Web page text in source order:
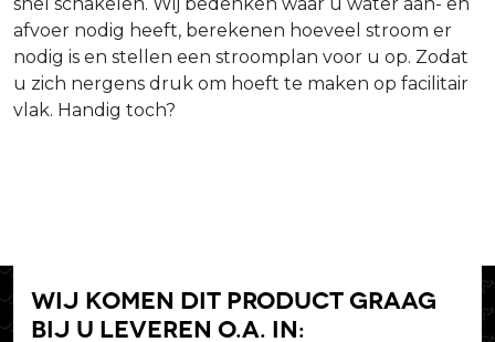
afvoer nodig heeft, berekenen hoeveel stroom er
nodig is en stellen een stroomplan voor u op. Zodat
u zich nergens druk om hoeft te maken op facilitair
vlak. Handig toch?
Wij komen dit product graag
bij u leveren o.a. in: